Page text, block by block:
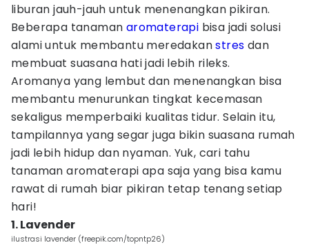
liburan jauh-jauh untuk menenangkan pikiran.
Beberapa tanaman aromaterapi bisa jadi solusi
alami untuk membantu meredakanstres dan
membuat suasana hati jadi lebih rileks.
Aromanya yang lembut dan menenangkan bisa
membantu menurunkan tingkat kecemasan
sekaligus memperbaiki kualitas tidur. Selain itu,
tampilannya yang segar juga bikin suasana rumah
jadi lebih hidup dan nyaman. Yuk, cari tahu
tanaman aromaterapi apa saja yang bisa kamu
rawat di rumah biar pikiran tetap tenang setiap
hari!
1. Lavender
ilustrasi lavender (freepik.com/topntp26)